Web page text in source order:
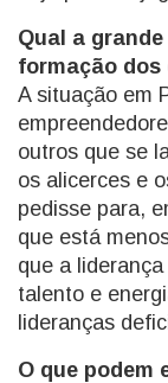
Qual a
formação dos
A situação em
outros que se
os alicerces e
pedisse para,
que está
que a
talento e
lideranças
O que podem